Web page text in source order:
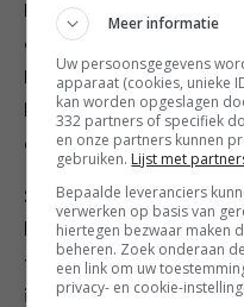
Parmezaanse kaas en
de pesto. Verdeel de
Leg hier weer een
kaas op en druk goed
een laagje bruin brood.
2. Dek de taart af met
keer stevig aan en pak
tostitaart circa 20
iets afkoelen, keer de
Meer informatie
Uw persoonsgegevens
apparaat (cookies, unieke
kan worden opgeslagen
332 partners of specifiek
en onze partners kunnen
gebruiken. Lijst met
Bepaalde leveranciers
verwerken op basis van
hiertegen bezwaar maken
beheren. Zoek onderaan
een link om uw
privacy- en cookie-